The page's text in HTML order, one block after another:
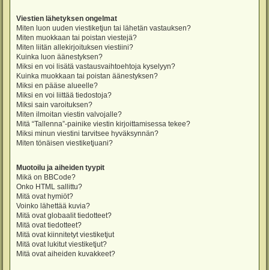
Viestien lähetyksen ongelmat
Miten luon uuden viestiketjun tai lähetän vastauksen?
Miten muokkaan tai poistan viestejä?
Miten liitän allekirjoituksen viestiini?
Kuinka luon äänestyksen?
Miksi en voi lisätä vastausvaihtoehtoja kyselyyn?
Kuinka muokkaan tai poistan äänestyksen?
Miksi en pääse alueelle?
Miksi en voi liittää tiedostoja?
Miksi sain varoituksen?
Miten ilmoitan viestin valvojalle?
Mitä “Tallenna”-painike viestin kirjoittamisessa tekee?
Miksi minun viestini tarvitsee hyväksynnän?
Miten tönäisen viestiketjuani?
Muotoilu ja aiheiden tyypit
Mikä on BBCode?
Onko HTML sallittu?
Mitä ovat hymiöt?
Voinko lähettää kuvia?
Mitä ovat globaalit tiedotteet?
Mitä ovat tiedotteet?
Mitä ovat kiinnitetyt viestiketjut
Mitä ovat lukitut viestiketjut?
Mitä ovat aiheiden kuvakkeet?